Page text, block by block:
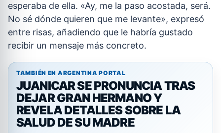
esperaba de ella. «Ay, me la paso acostada, será.
No sé dónde quieren que me levante», expresó
entre risas, añadiendo que le habría gustado
recibir un mensaje más concreto.
TAMBIÉN EN ARGENTINA PORTAL
JUANICAR SE PRONUNCIA TRAS
DEJAR GRAN HERMANO Y
REVELA DETALLES SOBRE LA
SALUD DE SU MADRE